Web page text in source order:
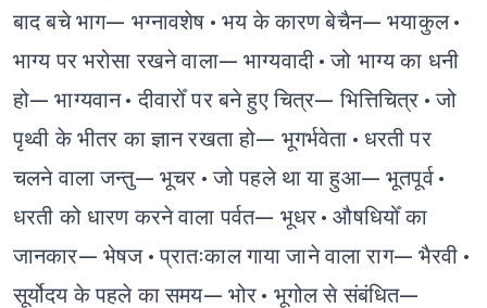
बाद बचे भाग— भग्नावशेष • भय के कारण बेचैन— भयाकुल •
भाग्य पर भरोसा रखने वाला— भाग्यवादी • जो भाग्य का धनी
हो— भाग्यवान • दीवारोँ पर बने हुए चित्र— भित्तिचित्र • जो
पृथ्वी के भीतर का ज्ञान रखता हो— भूगर्भवेता • धरती पर
चलने वाला जन्तु— भूचर • जो पहले था या हुआ— भूतपूर्व •
धरती को धारण करने वाला पर्वत— भूधर • औषधियोँ का
जानकार— भेषज • प्रातःकाल गाया जाने वाला राग— भैरवी •
सूर्योदय के पहले का समय— भोर • भूगोल से संबंधित—